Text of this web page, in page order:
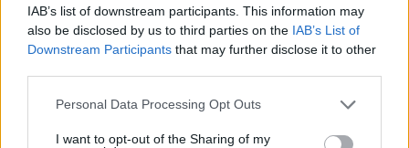
IAB’s list of downstream participants. This information may
also be disclosed by us to third parties on the IAB’s List of
Downstream Participants that may further disclose it to other
Please note that this website/app uses one or more Google
not limited to your visit or usage behaviour. You may click to
Personal Data Processing Opt Outs
I want to opt-out of the Sharing of my